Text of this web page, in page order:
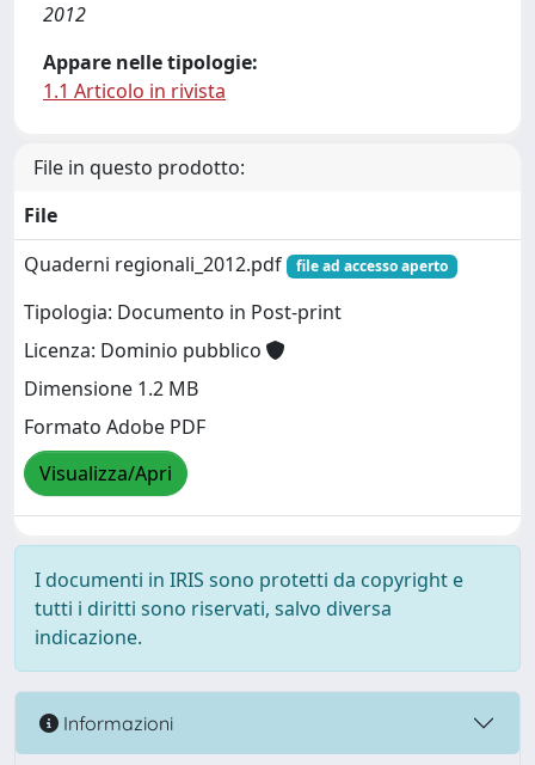
2012
Appare nelle tipologie:
1.1 Articolo in rivista
File in questo prodotto:
File
Quaderni regionali_2012.pdf
file ad accesso aperto
Tipologia: Documento in Post-print
Licenza: Dominio pubblico
Dimensione 1.2 MB
Formato Adobe PDF
Visualizza/Apri
I documenti in IRIS sono protetti da copyright e
tutti i diritti sono riservati, salvo diversa
indicazione.
Informazioni